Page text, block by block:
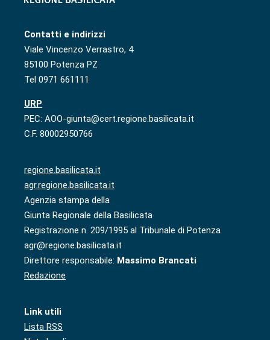
Contatti e indirizzi
Viale Vincenzo Verrastro, 4
85100 Potenza PZ
Tel 0971 661111
URP
PEC: AOO-giunta@cert.regione.basilicata.it
C.F. 80002950766
regione.basilicata.it
agr.regione.basilicata.it
Agenzia stampa della
Giunta Regionale della Basilicata
Registrazione n. 209/1995 al Tribunale di Potenza
agr@regione.basilicata.it
Direttore responsabile: Massimo Brancati
Redazione
Link utili
Lista RSS